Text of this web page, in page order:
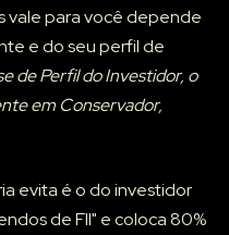
vale para você depende
e do seu perfil de
de Perfil do Investidor, o
em Conservador,
evita é o do investidor
de FII" e coloca 80%